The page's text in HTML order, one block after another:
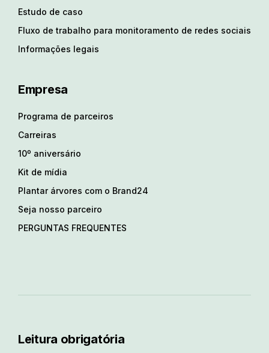
Estudo de caso
Fluxo de trabalho para monitoramento de redes sociais
Informações legais
Empresa
Programa de parceiros
Carreiras
10º aniversário
Kit de mídia
Plantar árvores com o Brand24
Seja nosso parceiro
PERGUNTAS FREQUENTES
Leitura obrigatória